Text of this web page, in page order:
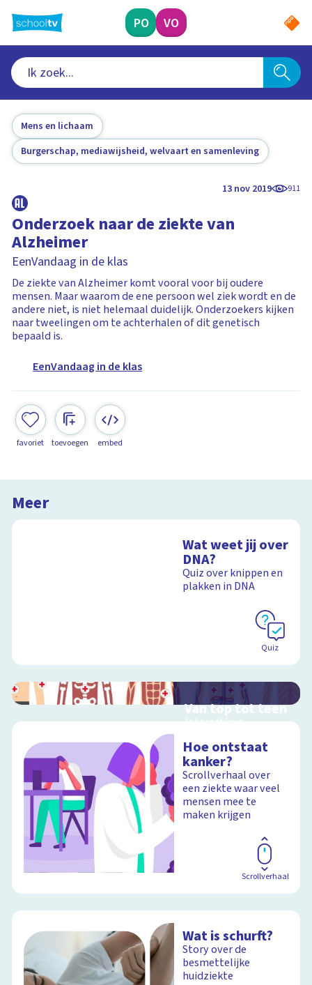
naar
hoofdinhoud
PO VO
Mens en lichaam
Burgerschap, mediawijsheid, welvaart en samenleving
13 nov 2019 911
Onderzoek naar de ziekte van
Alzheimer
EenVandaag in de klas
De ziekte van Alzheimer komt vooral voor bij oudere
mensen. Maar waarom de ene persoon wel ziek wordt en de
andere niet, is niet helemaal duidelijk. Onderzoekers kijken
naar tweelingen om te achterhalen of dit genetisch
bepaald is.
EenVandaag in de klas
favoriet toevoegen embed
Meer
Wat weet jij over
DNA?
Quiz over knippen en
plakken in DNA
Quiz
Van top tot teen
Interactieve
menselijk lichaam
Schoolplaat
Hoe ontstaat
kanker?
Scrollverhaal over
een ziekte waar veel
mensen mee te
maken krijgen
Scrollverhaal
Wat is schurft?
Story over de
besmettelijke
huidziekte